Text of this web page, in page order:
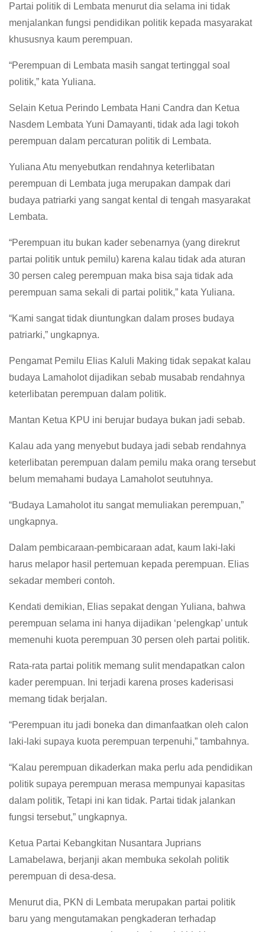
Partai politik di Lembata menurut dia selama ini tidak
menjalankan fungsi pendidikan politik kepada masyarakat
khususnya kaum perempuan.
“Perempuan di Lembata masih sangat tertinggal soal
politik,” kata Yuliana.
Selain Ketua Perindo Lembata Hani Candra dan Ketua
Nasdem Lembata Yuni Damayanti, tidak ada lagi tokoh
perempuan dalam percaturan politik di Lembata.
Yuliana Atu menyebutkan rendahnya keterlibatan
perempuan di Lembata juga merupakan dampak dari
budaya patriarki yang sangat kental di tengah masyarakat
Lembata.
“Perempuan itu bukan kader sebenarnya (yang direkrut
partai politik untuk pemilu) karena kalau tidak ada aturan
30 persen caleg perempuan maka bisa saja tidak ada
perempuan sama sekali di partai politik,” kata Yuliana.
“Kami sangat tidak diuntungkan dalam proses budaya
patriarki,” ungkapnya.
Pengamat Pemilu Elias Kaluli Making tidak sepakat kalau
budaya Lamaholot dijadikan sebab musabab rendahnya
keterlibatan perempuan dalam politik.
Mantan Ketua KPU ini berujar budaya bukan jadi sebab.
Kalau ada yang menyebut budaya jadi sebab rendahnya
keterlibatan perempuan dalam pemilu maka orang tersebut
belum memahami budaya Lamaholot seutuhnya.
“Budaya Lamaholot itu sangat memuliakan perempuan,”
ungkapnya.
Dalam pembicaraan-pembicaraan adat, kaum laki-laki
harus melapor hasil pertemuan kepada perempuan. Elias
sekadar memberi contoh.
Kendati demikian, Elias sepakat dengan Yuliana, bahwa
perempuan selama ini hanya dijadikan ‘pelengkap’ untuk
memenuhi kuota perempuan 30 persen oleh partai politik.
Rata-rata partai politik memang sulit mendapatkan calon
kader perempuan. Ini terjadi karena proses kaderisasi
memang tidak berjalan.
“Perempuan itu jadi boneka dan dimanfaatkan oleh calon
laki-laki supaya kuota perempuan terpenuhi,” tambahnya.
“Kalau perempuan dikaderkan maka perlu ada pendidikan
politik supaya perempuan merasa mempunyai kapasitas
dalam politik, Tetapi ini kan tidak. Partai tidak jalankan
fungsi tersebut,” ungkapnya.
Ketua Partai Kebangkitan Nusantara Juprians
Lamabelawa, berjanji akan membuka sekolah politik
perempuan di desa-desa.
Menurut dia, PKN di Lembata merupakan partai politik
baru yang mengutamakan pengkaderan terhadap